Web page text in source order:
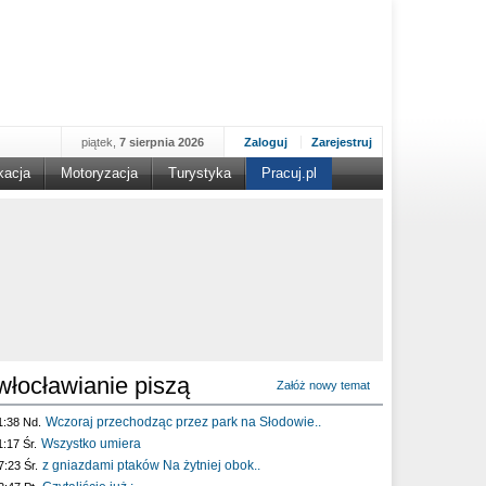
Zaloguj Zarejestruj
piątek, 7 sierpnia 2026
Motoryzacja Turystyka Pracuj.pl
piszą Załóż nowy temat
Nd. Wczoraj przechodząc przez park na Słodowie..
Śr. Wszystko umiera
Śr. z gniazdami ptaków Na żytniej obok..